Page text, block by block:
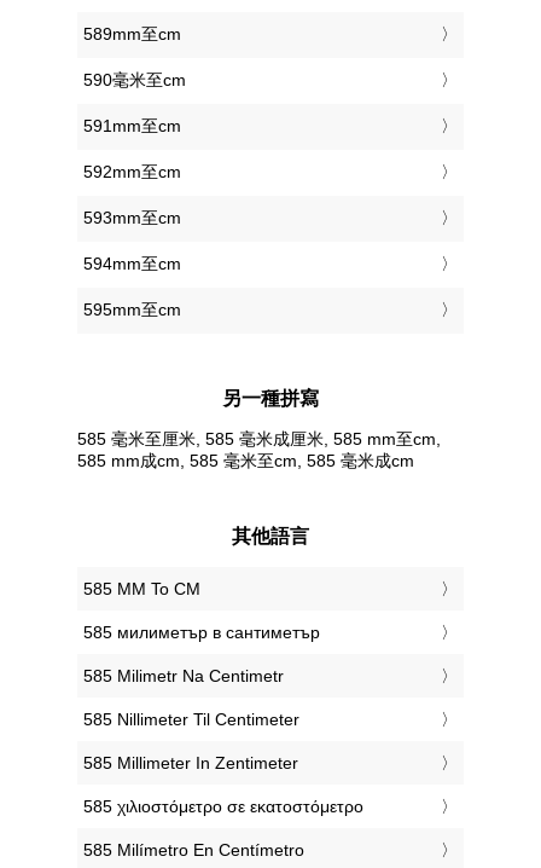
589mm至cm
590毫米至cm
591mm至cm
592mm至cm
593mm至cm
594mm至cm
595mm至cm
另一種拼寫
585 毫米至厘米, 585 毫米成厘米, 585 mm至cm,
585 mm成cm, 585 毫米至cm, 585 毫米成cm
其他語言
‎585 MM To CM
‎585 милиметър в сантиметър
‎585 Milimetr Na Centimetr
‎585 Nillimeter Til Centimeter
‎585 Millimeter In Zentimeter
‎585 χιλιοστόμετρο σε εκατοστόμετρο
‎585 Milímetro En Centímetro